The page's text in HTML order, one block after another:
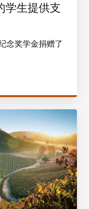
学生提供支
念奖学金捐赠了